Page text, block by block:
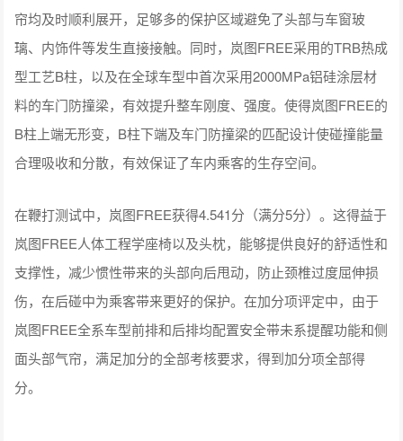
帘均及时顺利展开，足够多的保护区域避免了头部与车窗玻
璃、内饰件等发生直接接触。同时，岚图FREE采用的TRB热成
型工艺B柱，以及在全球车型中首次采用2000MPa铝硅涂层材
料的车门防撞梁，有效提升整车刚度、强度。使得岚图FREE的
B柱上端无形变，B柱下端及车门防撞梁的匹配设计使碰撞能量
合理吸收和分散，有效保证了车内乘客的生存空间。
在鞭打测试中，岚图FREE获得4.541分（满分5分）。这得益于
岚图FREE人体工程学座椅以及头枕，能够提供良好的舒适性和
支撑性，减少惯性带来的头部向后甩动，防止颈椎过度屈伸损
伤，在后碰中为乘客带来更好的保护。在加分项评定中，由于
岚图FREE全系车型前排和后排均配置安全带未系提醒功能和侧
面头部气帘，满足加分的全部考核要求，得到加分项全部得
分。